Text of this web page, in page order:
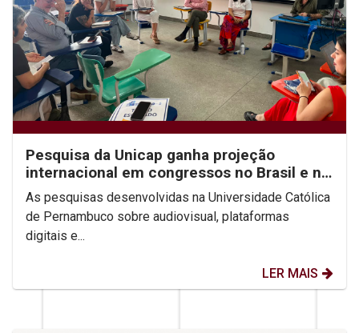
Pesquisa da Unicap ganha projeção
internacional em congressos no Brasil e no
México
As pesquisas desenvolvidas na Universidade Católica
de Pernambuco sobre audiovisual, plataformas
digitais e...
LER MAIS